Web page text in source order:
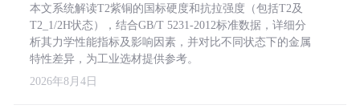
本文系统解读T2紫铜的国标硬度和抗拉强度（包括T2及
T2_1/2H状态），结合GB/T 5231-2012标准数据，详细分
析其力学性能指标及影响因素，并对比不同状态下的金属
特性差异，为工业选材提供参考。
2026年8月4日